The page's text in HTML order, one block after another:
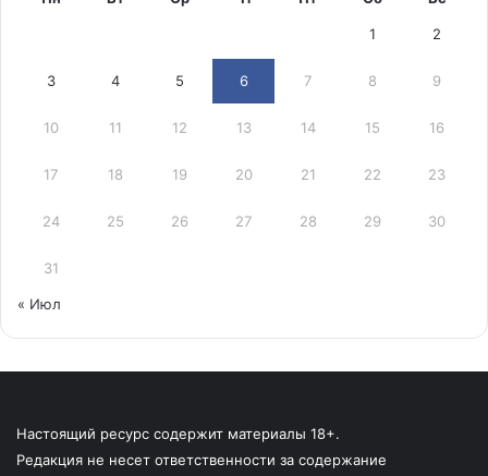
1 2
3 4 5 6 7 8 9
10 11 12 13 14 15 16
17 18 19 20 21 22 23
24 25 26 27 28 29 30
31
« Июл
Настоящий ресурс содержит материалы 18+.
Редакция не несет ответственности за содержание